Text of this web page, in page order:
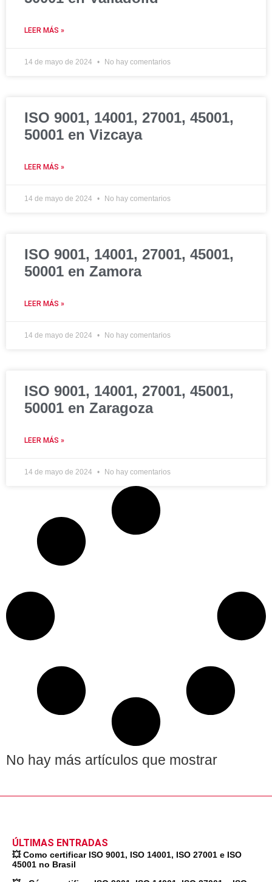
LEER MÁS »
14 de mayo de 2024 No hay comentarios
ISO 9001, 14001, 27001, 45001,
50001 en Vizcaya
LEER MÁS »
14 de mayo de 2024 No hay comentarios
ISO 9001, 14001, 27001, 45001,
50001 en Zamora
LEER MÁS »
14 de mayo de 2024 No hay comentarios
ISO 9001, 14001, 27001, 45001,
50001 en Zaragoza
LEER MÁS »
14 de mayo de 2024 No hay comentarios
No hay más artículos que mostrar
ÚLTIMAS ENTRADAS
💥 Como certificar ISO 9001, ISO 14001, ISO 27001 e ISO
45001 no Brasil